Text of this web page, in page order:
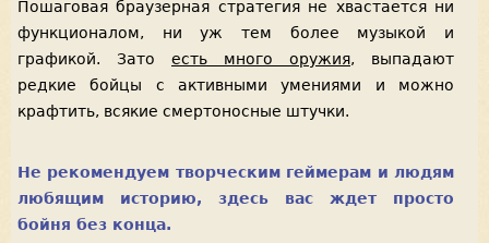
Пошаговая браузерная стратегия не хвастается ни
функционалом, ни уж тем более музыкой и
графикой. Зато есть много оружия, выпадают
редкие бойцы с активными умениями и можно
крафтить, всякие смертоносные штучки.
Не рекомендуем творческим геймерам и людям
любящим историю, здесь вас ждет просто
бойня без конца.